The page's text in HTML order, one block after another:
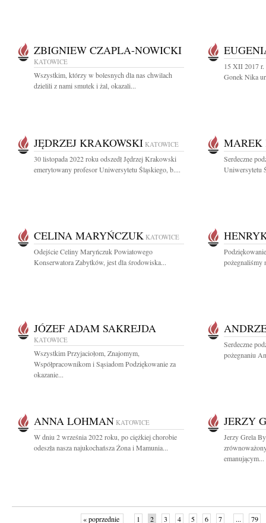
ZBIGNIEW CZAPLA-NOWICKI
KATOWICE
Wszystkim, którzy w bolesnych dla nas chwilach
dzielili z nami smutek i żal, okazali...
15 XII 2017 r.
Gonek Nika
JĘDRZEJ KRAKOWSKI KATOWICE
30 listopada 2022 roku odszedł Jędrzej Krakowski
emerytowany profesor Uniwersytetu Śląskiego, b....
MAREK
Serdeczne
Uniwersytetu
CELINA MARYŃCZUK KATOWICE
Odejście Celiny Maryńczuk Powiatowego
Konserwatora Zabytków, jest dla środowiska...
pożegnaliśmy
JÓZEF ADAM SAKREJDA
KATOWICE
Wszystkim Przyjaciołom, Znajomym,
Współpracownikom i Sąsiadom Podziękowanie za
okazanie...
Serdeczne
pożegnaniu
ANNA LOHMAN KATOWICE
W dniu 2 września 2022 roku, po ciężkiej chorobie
odeszła nasza najukochańsza Żona i Mamunia...
JERZY
Jerzy Grela
emanującym...
« poprzednie 1 2 3 4 5 6 7 ... 79